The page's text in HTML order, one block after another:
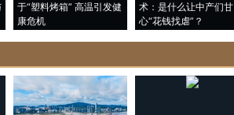
于“塑料烤箱” 高温引发健
康危机
术：是什么让中产们甘
心“花钱找虐”？